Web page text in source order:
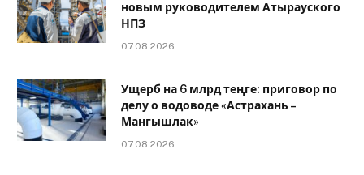
новым руководителем Атырауского
НПЗ
07.08.2026
Ущерб на 6 млрд теңге: приговор по
делу о водоводе «Астрахань –
Мангышлак»
07.08.2026